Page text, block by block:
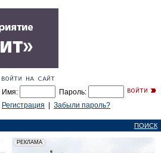
Имя:
Пароль:
Регистрация
Забыли пароль?
ПОИСК